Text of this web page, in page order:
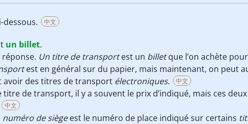
dessous. 中文
un billet.
réponse. Un titre de transportest un billetque l’on achète
est en général sur du papier, mais maintenant, on peut
des titres de transport électroniques. 中文
titre de transport, il y a souvent le prix d’indiqué, mais ces
中文
numéro de siègeest le numéro de place indiqué sur certains